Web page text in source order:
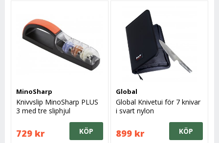
MinoSharp
Knivvslip MinoSharp PLUS
3 med tre sliphjul
729 kr KÖP
Global
Global Knivetui för 7 knivar
i svart nylon
899 kr KÖP